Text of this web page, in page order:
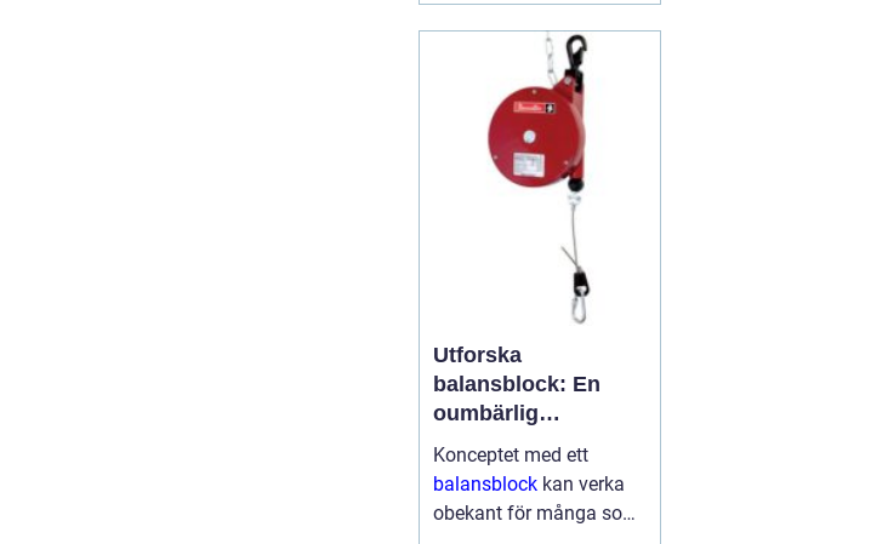
Regionen erbjuder en
tydlig paus från
vardagens tempo, utan
att ge avkall p&ari...
Utforska
balansblock: En
oumbärlig
komponent i
industrin
Konceptet med ett
balansblock kan verka
obekant för många som